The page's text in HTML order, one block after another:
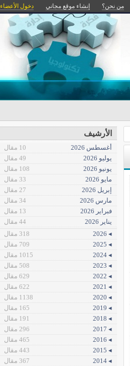
من نحن؟ إنشاء موقع مجاني دخول الأعضاء
الأرشيف
أغسطس 2026
10 مقال
يوليو 2026
49 مقال
يونيو 2026
108 مقال
مايو 2026
33 مقال
إبريل 2026
27 مقال
مارس 2026
34 مقال
فبراير 2026
13 مقال
يناير 2026
44 مقال
◂ 2026
318 مقال
◂ 2025
709 مقال
◂ 2024
1015 مقال
◂ 2023
508 مقال
◂ 2022
629 مقال
◂ 2021
622 مقال
◂ 2020
1138 مقال
◂ 2019
165 مقال
◂ 2018
191 مقال
◂ 2017
296 مقال
◂ 2016
465 مقال
◂ 2015
443 مقال
◂ 2014
367 مقال